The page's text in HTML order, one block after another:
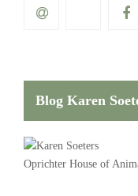
Blog Karen
Oprichter House of